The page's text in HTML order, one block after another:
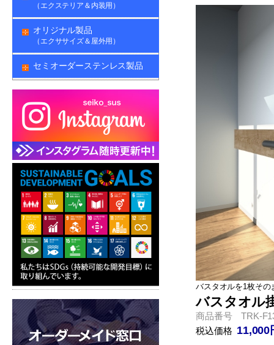
バスタオルを1枚その
バスタオル
商品番号 TRK-
税込価格 11,000
（エクステリア＆内装用）
オリジナル製品
（エクササイズ＆屋外用）
セミオーダーステンレス製品